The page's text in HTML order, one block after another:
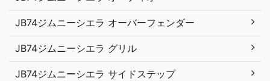
JB74ジムニーシエラ オーバーフェンダー
JB74ジムニーシエラ グリル
JB74ジムニーシエラ サイドステップ